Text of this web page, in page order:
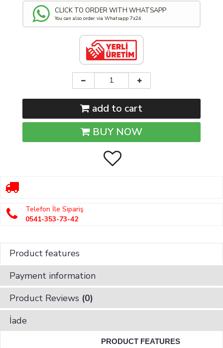
CLICK TO ORDER WITH WHATSAPP
You can also order via Whatsapp 7x24.
add to cart
BUY NOW
Telefon İle Sipariş
0541-353-73-42
Product features
Payment information
Product Reviews (0)
İade
PRODUCT FEATURES